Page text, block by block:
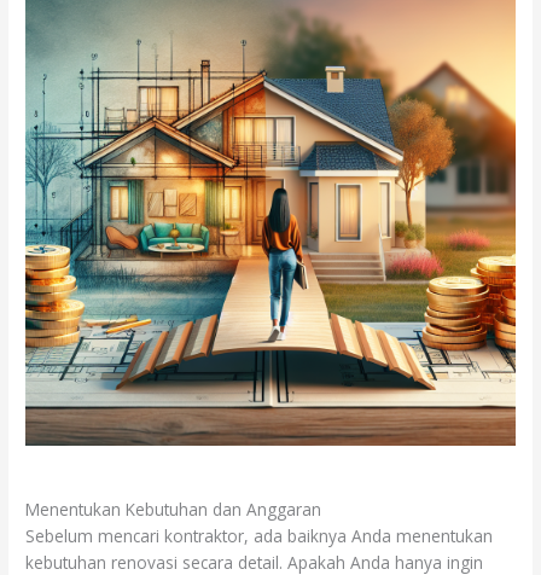
Menentukan Kebutuhan dan Anggaran
Sebelum mencari kontraktor, ada baiknya Anda menentukan
kebutuhan renovasi secara detail. Apakah Anda hanya ingin